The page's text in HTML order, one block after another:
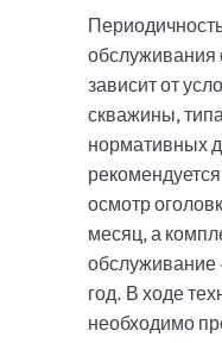
обслуживания
зависит от
скважины,
нормативных
осмотр
месяц, а
обслуживание
год. В ходе
необходимо